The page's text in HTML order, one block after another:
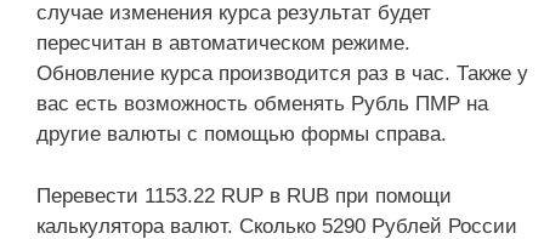
случае изменения курса результат будет
пересчитан в автоматическом режиме.
Обновление курса производится раз в час. Также у
вас есть возможность обменять Рубль ПМР на
другие валюты с помощью формы справа.
Перевести 1153.22 RUP в RUB при помощи
калькулятора валют. Сколько 5290 Рублей России